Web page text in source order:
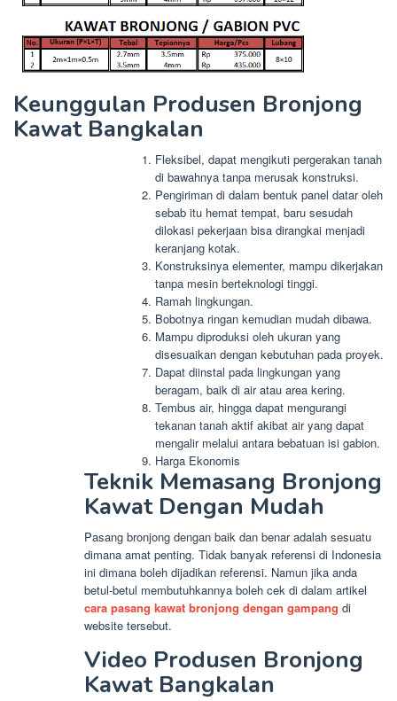
Keunggulan Produsen Bronjong
Kawat Bangkalan
Fleksibel, dapat mengikuti pergerakan tanah
di bawahnya tanpa merusak konstruksi.
Pengiriman di dalam bentuk panel datar oleh
sebab itu hemat tempat, baru sesudah
dilokasi pekerjaan bisa dirangkai menjadi
keranjang kotak.
Konstruksinya elementer, mampu dikerjakan
tanpa mesin berteknologi tinggi.
Ramah lingkungan.
Bobotnya ringan kemudian mudah dibawa.
Mampu diproduksi oleh ukuran yang
disesuaikan dengan kebutuhan pada proyek.
Dapat diinstal pada lingkungan yang
beragam, baik di air atau area kering.
Tembus air, hingga dapat mengurangi
tekanan tanah aktif akibat air yang dapat
mengalir melalui antara bebatuan isi gabion.
Harga Ekonomis
Teknik Memasang Bronjong
Kawat Dengan Mudah
Pasang bronjong dengan baik dan benar adalah sesuatu
dimana amat penting. Tidak banyak referensi di Indonesia
ini dimana boleh dijadikan referensi. Namun jika anda
betul-betul membutuhkannya boleh cek di dalam artikel
cara pasang kawat bronjong dengan gampang di
website tersebut.
Video Produsen Bronjong
Kawat Bangkalan